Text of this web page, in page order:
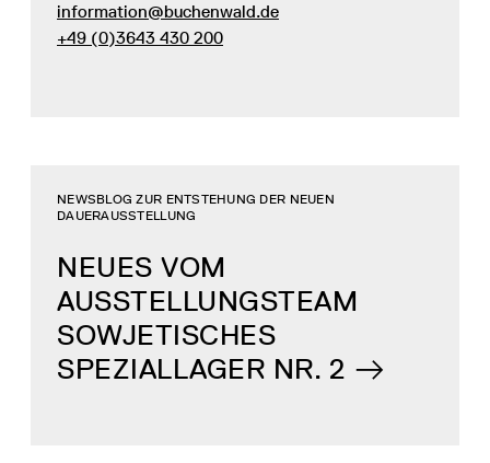
information@buchenwald.de
+49 (0)3643 430 200
NEUES VOM
AUSSTELLUNGSTEAM
SOWJETISCHES
SPEZIALLAGER NR. 2
NEWSBLOG ZUR ENTSTEHUNG DER NEUEN
DAUERAUSSTELLUNG